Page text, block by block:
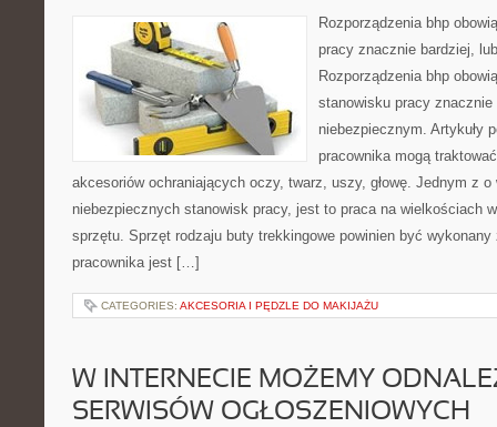
Rozporządzenia bhp
pracy znacznie bardziej,
Rozporządzenia bhp
stanowisku pracy
niebezpiecznym. Artykuły
pracownika mogą
akcesoriów ochraniających oczy, twarz, uszy, głowę. Jednym z o
niebezpiecznych stanowisk pracy, jest to praca na wielkościach
sprzętu. Sprzęt rodzaju buty trekkingowe powinien być
pracownika jest […]
CATEGORIES: AKCESORIA I PĘDZLE DO MAKIJAŻU
W INTERNECIE MOŻEMY
SERWISÓW OGŁOSZENIOWYCH